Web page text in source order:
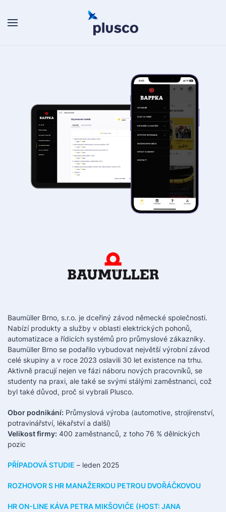
Skip to main content
Baumüller Brno, s.r.o. je dceřiný závod německé společnosti.
Nabízí produkty a služby v oblasti elektrických pohonů,
automatizace a řídicích systémů pro průmyslové zákazníky.
Baumüller Brno se podařilo vybudovat největší výrobní závod
celé skupiny a v roce 2023 oslavili 30 let existence na trhu.
Aktivně pracují nejen ve fázi náboru nových pracovníků, se
studenty na praxi, ale také se svými stálými zaměstnanci, což
byl také důvod, proč si vybrali Plusco.
Obor podnikání: Průmyslová výroba (automotive, strojírenství,
potravinářství, lékařství a další)
Velikost firmy: 400 zaměstnanců, z toho 76 % dělnických
pozic
PŘÍPADOVÁ STUDIE – leden 2025
ROZHOVOR S HR MANAŽERKOU PETROU DVOŘÁČKOVOU
HR ON-LINE KÁVA PETRA MIKŠOVIČE (HOST: JANA